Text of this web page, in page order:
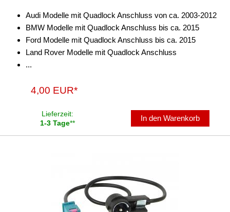
Audi Modelle mit Quadlock Anschluss von ca. 2003-2012
BMW Modelle mit Quadlock Anschluss bis ca. 2015
Ford Modelle mit Quadlock Anschluss bis ca. 2015
Land Rover Modelle mit Quadlock Anschluss
...
4,00 EUR*
Lieferzeit:
1-3 Tage**
In den Warenkorb